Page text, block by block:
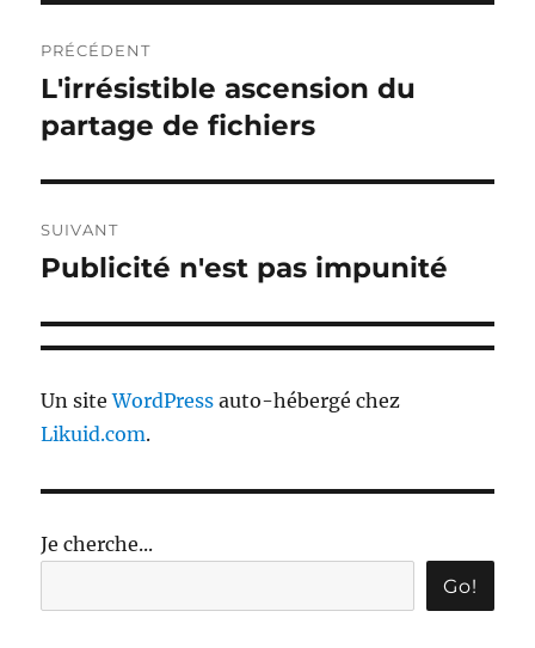
de
l’article
PRÉCÉDENT
Publication
précédente :
L'irrésistible ascension du
partage de fichiers
SUIVANT
Publication
Publicité n'est pas impunité
Un siteWordPress auto-hébergé chez
Likuid.com.
Je cherche...
Go!